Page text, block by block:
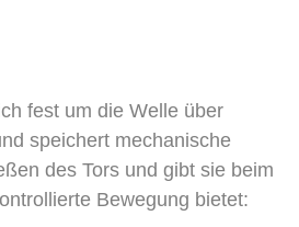
fest um die Welle über
speichert mechanische
des Tors und gibt sie beim
Bewegung bietet: